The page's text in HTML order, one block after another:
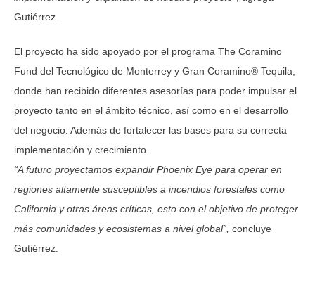
Gutiérrez.
El proyecto ha sido apoyado por el programa The Coramino
Fund del Tecnológico de Monterrey y Gran Coramino® Tequila,
donde han recibido diferentes asesorías para poder impulsar el
proyecto tanto en el ámbito técnico, así como en el desarrollo
del negocio. Además de fortalecer las bases para su correcta
implementación y crecimiento.
“A futuro proyectamos expandir Phoenix Eye para operar en
regiones altamente susceptibles a incendios forestales como
California y otras áreas críticas, esto con el objetivo de proteger
más comunidades y ecosistemas a nivel global”, concluye
Gutiérrez.